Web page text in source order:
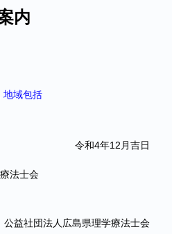
内
地域包括
令和4年12月吉日
法士会
公益社団法人広島県理学療法士会